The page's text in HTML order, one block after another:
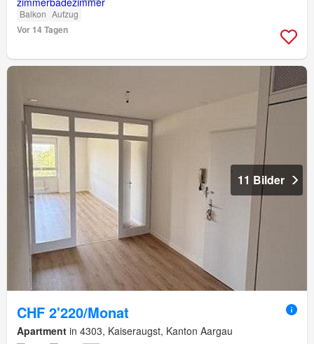
Balkon Aufzug
Vor 14 Tagen
11 Bilder
CHF 2'220/Monat
Apartment in 4303, Kaiseraugst, Kanton Aargau